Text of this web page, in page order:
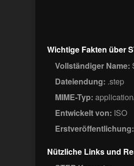
Wichtige Fakten über
Vollständiger Name:
Dateiendung: .step
MIME-Typ:
Entwickelt von: ISO
Erstveröffentlichung:
Nützliche Links und